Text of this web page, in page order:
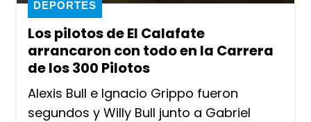
Los pilotos de El Calafate
arrancaron con todo en la Carrera
de los 300 Pilotos
DEPORTES
Alexis Bull e Ignacio Grippo fueron
segundos y Willy Bull junto a Gabriel